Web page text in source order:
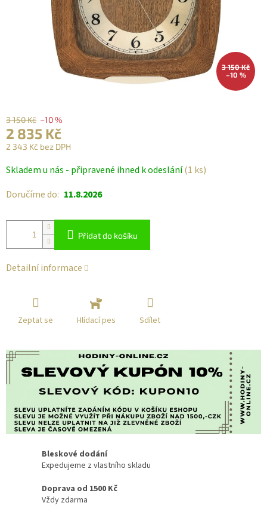
3 150 Kč
–10 %
3 150 Kč –10 %
2 835 Kč
2 343 Kč bez DPH
cena:
Skladem u nás - připravené ihned k odeslání(1 ks)
Doručíme do: 11.8.2026
Přidat do košíku
Detailní informace
Zeptat se Hlídací pes Sdílet
Bleskové dodání
Expedujeme z vlastního skladu
Doprava od 1500 Kč
Vždy zdarma